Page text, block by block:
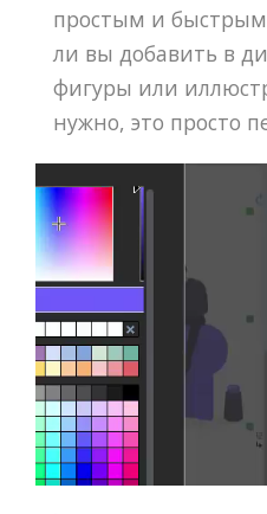
простым и
ли вы добавить в
фигуры или
нужно, это просто